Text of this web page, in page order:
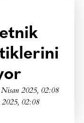
2025, 02:08
02:08